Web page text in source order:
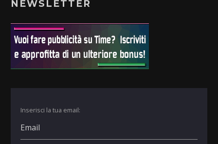
NEWSLETTER
Inserisci la tua email: